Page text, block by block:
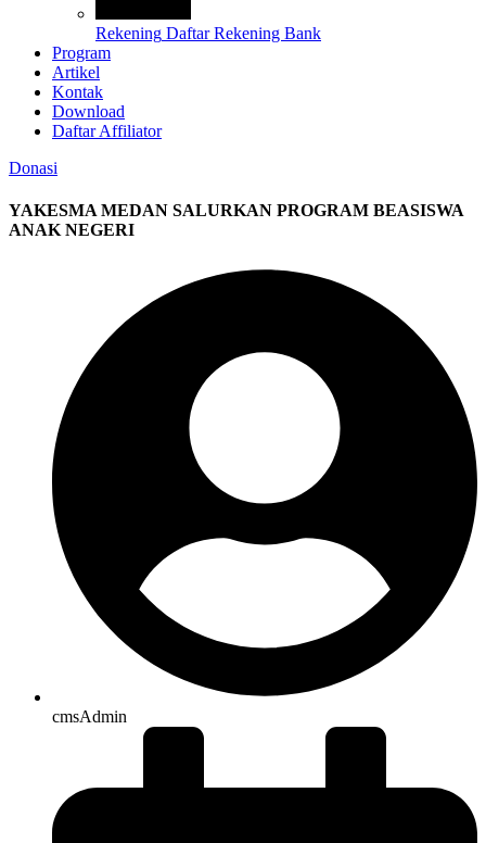
Rekening Daftar Rekening Bank
Program
Artikel
Kontak
Download
Daftar Affiliator
Donasi
YAKESMA MEDAN SALURKAN PROGRAM BEASISWA
ANAK NEGERI
cmsAdmin